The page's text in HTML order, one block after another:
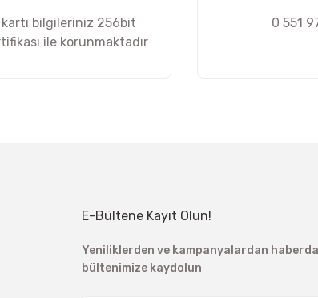
kartı bilgileriniz 256bit
ile korunmaktadır
0 551
E-Bültene Kayıt Olun!
Yeniliklerden ve kampanyalardan
bültenimize kaydolun